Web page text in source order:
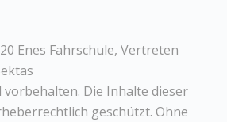
Enes Fahrschule, Vertreten
vorbehalten. Die Inhalte dieser
geschützt. Ohne